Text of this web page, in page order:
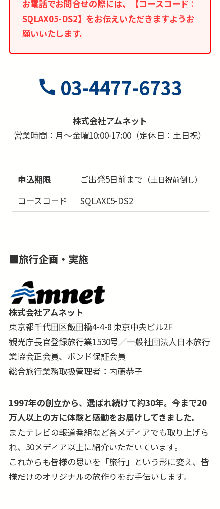
■観戦チケットの受け取りのためスマートフォン
が必須となります。
■天候等の理由で中止になった場合は、チーム側
はございません。ご了承ください。
■試合開始日時は予告なく変更される場合がござ
願いいたします。
お電話でお問合せの際には、【コースコード：
SQLAX05-DS2】をお伝えいただきますようお
願いいたします。
03-4477-6733
株式会社アムネット
営業時間：月～金曜10:00-17:00（定休日：土日祝）
申込期限 ご出発5日前まで （土日祝前倒し）
コースコード SQLAX05-DS2
■旅行企画・実施
株式会社アムネット
東京都千代田区飯田橋4-4-8 東京中央ビル2F
観光庁長官登録旅行業1530号／一般社団法人日本旅行
業協会正会員、ボンド保証会員
総合旅行業務取扱管理者：内藤恭子
1997年の創立から、選ばれ続けて約30年。今まで20
万人以上の方に体験と感動をお届けしてきました。
またテレビの報道番組など各メディアでも取り上げら
れ、30メディア以上に紹介いただいています。
これからも皆様の思いを「旅行」という形に変え、皆
様だけのオリジナルの旅作りをお手伝いします。